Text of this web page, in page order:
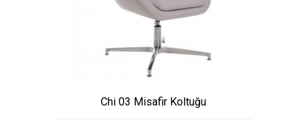
Chi 03 Misafir Koltuğu